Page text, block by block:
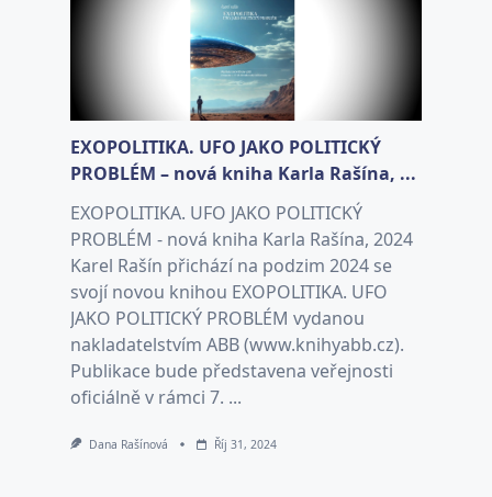
EXOPOLITIKA. UFO JAKO POLITICKÝ
PROBLÉM – nová kniha Karla Rašína, ...
EXOPOLITIKA. UFO JAKO POLITICKÝ
PROBLÉM - nová kniha Karla Rašína, 2024
Karel Rašín přichází na podzim 2024 se
svojí novou knihou EXOPOLITIKA. UFO
JAKO POLITICKÝ PROBLÉM vydanou
nakladatelstvím ABB (www.knihyabb.cz).
Publikace bude představena veřejnosti
oficiálně v rámci 7. ...
Dana Rašínová Říj 31, 2024